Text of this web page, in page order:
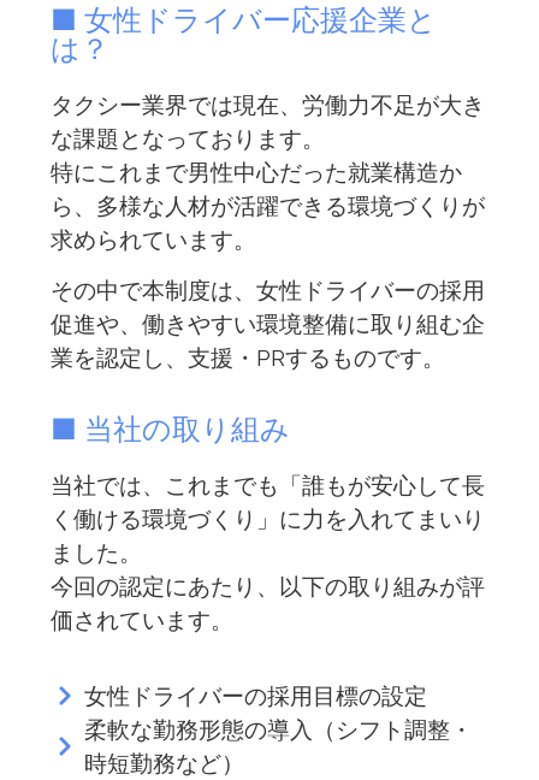
■ 女性ドライバー応援企業と
は？
タクシー業界では現在、労働力不足が大き
な課題となっております。
特にこれまで男性中心だった就業構造か
ら、多様な人材が活躍できる環境づくりが
求められています。
その中で本制度は、女性ドライバーの採用
促進や、働きやすい環境整備に取り組む企
業を認定し、支援・PRするものです。
■ 当社の取り組み
当社では、これまでも「誰もが安心して長
く働ける環境づくり」に力を入れてまいり
ました。
今回の認定にあたり、以下の取り組みが評
価されています。
女性ドライバーの採用目標の設定
柔軟な勤務形態の導入（シフト調整・
時短勤務など）